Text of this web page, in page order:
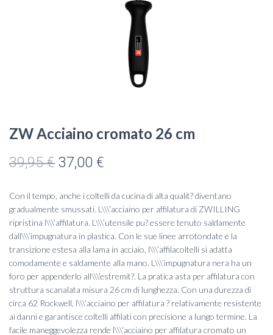
ZW Acciaino cromato 26 cm
39,95€ Il
originale
era:
39,95 €.
37,00 €
attuale
è:
37,00 €.
Con il tempo, anche i coltelli da cucina di alta qualit? diventano
gradualmente smussati. L\\\’acciaino per affilatura di ZWILLING
ripristina l\\\’affilatura. L\\\’utensile pu? essere tenuto saldamente
dall\\\’impugnatura in plastica. Con le sue linee arrotondate e la
transizione estesa alla lama in acciaio, l\\\’affilacoltelli si adatta
comodamente e saldamente alla mano. L\\\’impugnatura nera ha un
foro per appenderlo all\\\’estremit?. La pratica asta per affilatura con
struttura scanalata misura 26 cm di lunghezza. Con una durezza di
circa 62 Rockwell, l\\\’acciaino per affilatura ? relativamente resistente
ai danni e garantisce coltelli affilati con precisione a lungo termine. La
facile maneggevolezza rende l\\\’acciaino per affilatura cromato un